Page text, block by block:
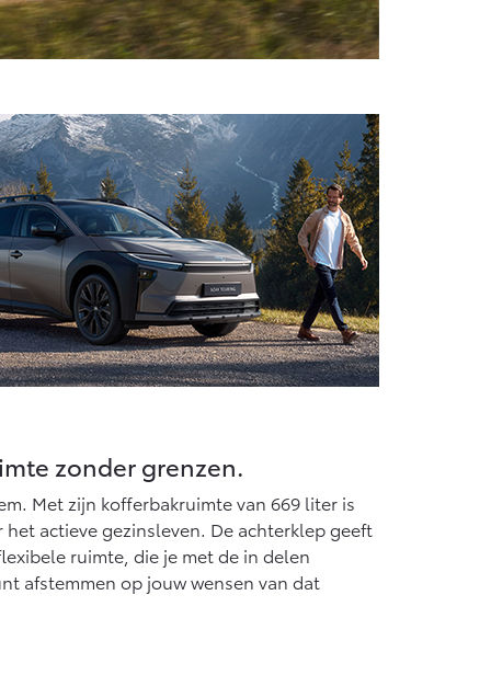
zonder grenzen.
Met zijn kofferbakruimte van 669 liter is
actieve gezinsleven. De achterklep geeft
ruimte, die je met de in delen
afstemmen op jouw wensen van dat